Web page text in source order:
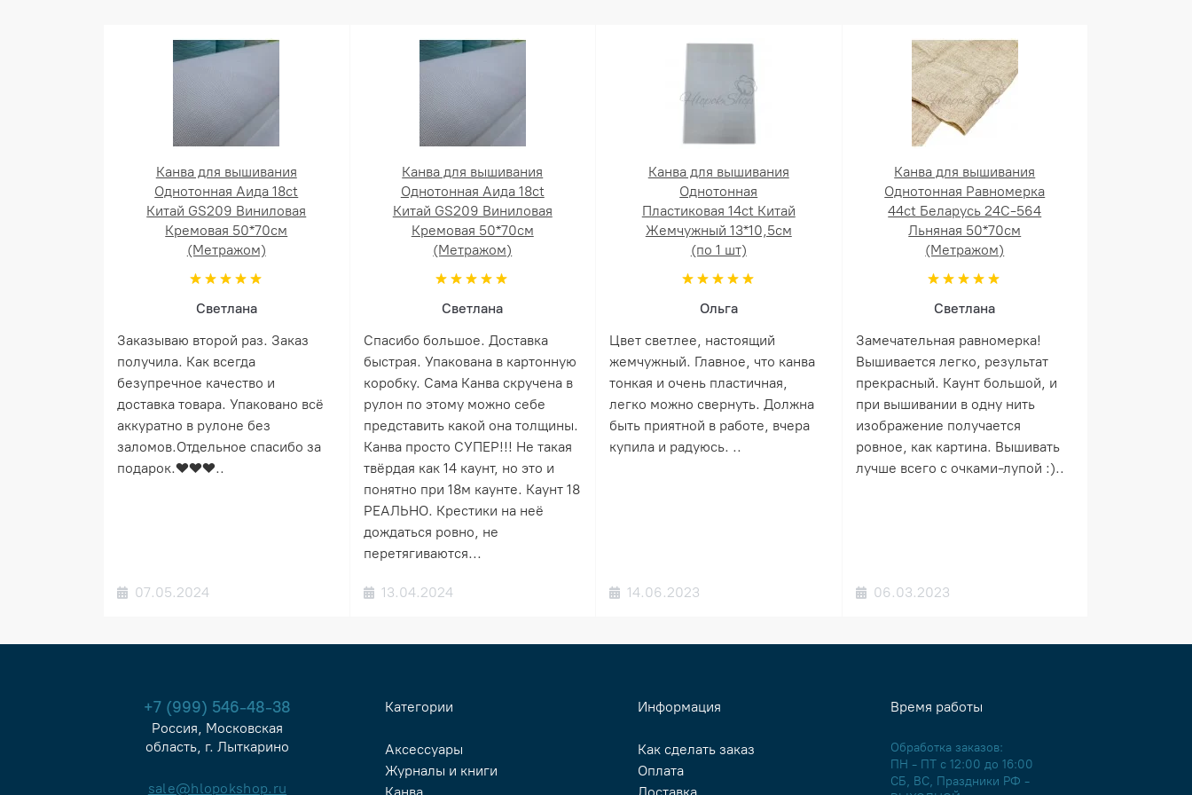
Канва для вышивания
Однотонная Аида 18ct
Китай GS209 Виниловая
Кремовая 50*70см
(Метражом)
Светлана
Заказываю второй раз. Заказ
получила. Как всегда
безупречное качество и
доставка товара. Упаковано всё
аккуратно в рулоне без
заломов.Отдельное спасибо за
подарок.❤️❤️❤️..
07.05.2024
Канва для вышивания
Однотонная Аида 18ct
Китай GS209 Виниловая
Кремовая 50*70см
(Метражом)
Светлана
Спасибо большое. Доставка
быстрая. Упакована в картонную
коробку. Сама Канва скручена в
рулон по этому можно себе
представить какой она толщины.
Канва просто СУПЕР!!! Не такая
твёрдая как 14 каунт, но это и
понятно при 18м каунте. Каунт 18
РЕАЛЬНО. Крестики на неё
дождаться ровно, не
перетягиваются...
13.04.2024
Канва для вышивания
Однотонная
Пластиковая 14ct Китай
Жемчужный 13*10,5см
(по 1 шт)
Ольга
Цвет светлее, настоящий
жемчужный. Главное, что канва
тонкая и очень пластичная,
легко можно свернуть. Должна
быть приятной в работе, вчера
купила и радуюсь. ..
14.06.2023
Канва для вышивания
Однотонная Равномерка
44ct Беларусь 24С-564
Льняная 50*70см
(Метражом)
Светлана
Замечательная равномерка!
Вышивается легко, результат
прекрасный. Каунт большой, и
при вышивании в одну нить
изображение получается
ровное, как картина. Вышивать
лучше всего с очками-лупой :)..
06.03.2023
+7 (999) 546-48-38
Россия, Московская
область, г. Лыткарино
sale@hlopokshop.ru
Категории
Аксессуары
Журналы и книги
Информация
Как сделать заказ
Оплата
Время работы
Обработка заказов:
ПН - ПТ с 12:00 до 16:00
СБ, ВС, Праздники РФ -